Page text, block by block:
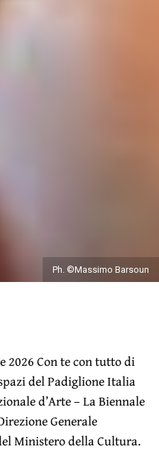
Ph. ©Massimo Barsoun
2026 Con te con tutto di
del Padiglione Italia
d’Arte – La Biennale
Generale
Ministero della Cultura.